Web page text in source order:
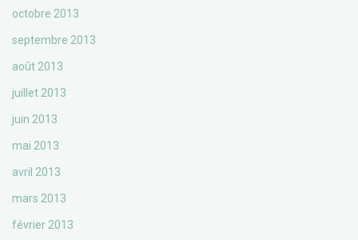
octobre 2013
septembre 2013
août 2013
juillet 2013
juin 2013
mai 2013
avril 2013
mars 2013
février 2013